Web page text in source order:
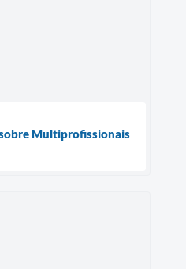
Multiprofissionais